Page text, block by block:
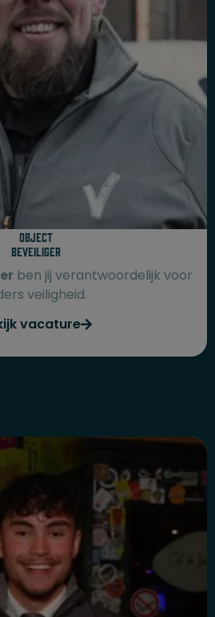
Object
beveiliger
ben jij verantwoordelijk voor
veiligheid.
vacature